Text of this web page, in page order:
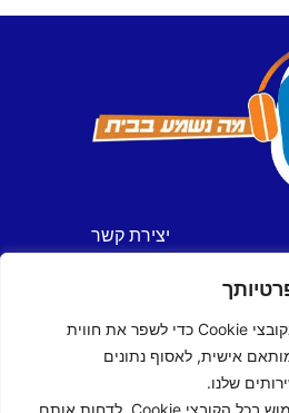
באתר זה אנו משתמשים בקובצי Cookie כדי לשפר את חווית
אישית, לאסוף נתונים
שלנו.
באפשרותך לאשר את השימוש בכל הקובצי Cookie, לדחות אותם,
יצירת קשר
הצהרת נגישות